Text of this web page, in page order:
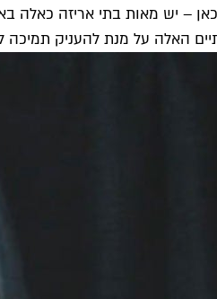
– יש מאות בתי אריזה כאלה
להעניק תמיכה לנוודים. בוויקיפדיה